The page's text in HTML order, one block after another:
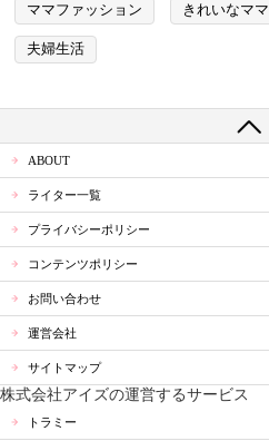
ママファッション きれいなママ
夫婦生活
ABOUT
ライター一覧
プライバシーポリシー
コンテンツポリシー
お問い合わせ
運営会社
サイトマップ
株式会社アイズの運営するサービス
トラミー